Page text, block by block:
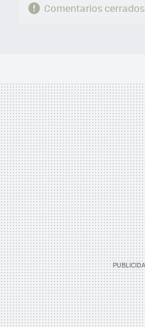
Comentarios cerrados